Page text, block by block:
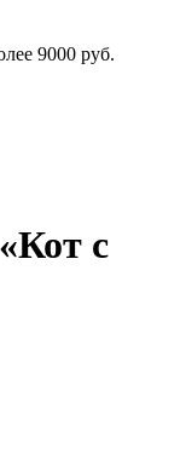
9000 руб.
с